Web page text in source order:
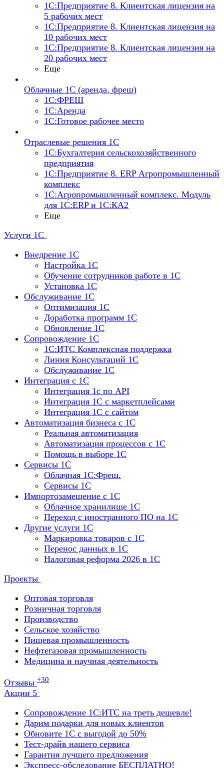
1С:Предприятие 8. Клиентская лицензия на
5 рабочих мест
1С:Предприятие 8. Клиентская лицензия на
10 рабочих мест
1С:Предприятие 8. Клиентская лицензия на
20 рабочих мест
Еще
Облачные 1С (аренда, фреш)
1С:ФРЕШ
1С:Аренда
1С:Готовое рабочее место
Отраслевые решения 1С
1С:Бухгалтерия сельскохозяйственного
предприятия
1С:Предприятие 8. ERP Агропромышленный
комплекс
1С:Агропромышленный комплекс. Модуль
для 1С:ERP и 1С:КА2
Еще
Услуги 1С
Внедрение 1С
Настройка 1C
Обучение сотрудников работе в 1С
Установка 1C
Обслуживание 1С
Оптимизация 1С
Доработка программ 1С
Обновление 1С
Сопровождение 1С
1C:ИТС Комплексная поддержка
Линия Консультаций 1С
Обслуживание 1С
Интеграция с 1С
Интеграция 1с по API
Интеграция 1С с маркетплейсами
Интеграция 1С с сайтом
Автоматизация бизнеса с 1С
Реальная автоматизация
Автоматизация процессов с 1С
Помощь в выборе 1С
Сервисы 1С
Облачная 1С:Фреш.
Сервисы 1С
Импортозамещение с 1С
Облачное хранилище 1С
Переход с иностранного ПО на 1С
Другие услуги 1С
Маркировка товаров с 1С
Перенос данных в 1С
Налоговая реформа 2026 в 1С
Проекты
Оптовая торговля
Розничная торговля
Производство
Сельское хозяйство
Пищевая промышленность
Нефтегазовая промышленность
Медицина и научная деятельность
Отзывы +30
Акции 5
Сопровождение 1С:ИТС на треть дешевле!
Дарим подарки для новых клиентов
Обновите 1С с выгодой до 50%
Тест-драйв нашего сервиса
Гарантия лучшего предложения
Экспресс-обследование БЕСПЛАТНО!